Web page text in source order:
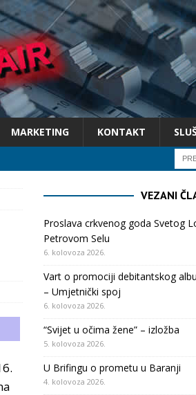
MARKETING KONTAKT
VEZANI
Proslava crkvenog goda Svetog
Petrovom Selu
6. kolovoza 2026.
Vart o promociji debitantskog
– Umjetnički spoj
6. kolovoza 2026.
“Svijet u očima žene” – izložba
5. kolovoza 2026.
U Brifingu o prometu u Baranji
4. kolovoza 2026.